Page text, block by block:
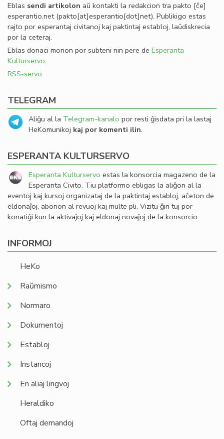
Eblas sendi artikolon aŭ kontakti la redakcion tra pakto [ĉe]
esperantio.net(pakto[at]esperantio[dot]net). Publikigo estas
rajto por esperantaj civitanoj kaj paktintaj establoj, laŭdiskrecia
por la ceteraj.
Eblas donaci monon por subteni nin pere de Esperanta
Kulturservo.
RSS-servo
TELEGRAM
Aliĝu al la Telegram-kanalo por resti ĝisdata pri la lastaj
HeKomunikoj kaj por komenti ilin.
ESPERANTA KULTURSERVO
Esperanta Kulturservo estas la konsorcia magazeno de la
Esperanta Civito. Tiu platformo ebligas la aliĝon al la
eventoj kaj kursoj organizataj de la paktintaj establoj, aĉeton de
eldonaĵoj, abonon al revuoj kaj multe pli. Vizitu ĝin tuj por
konatiĝi kun la aktivaĵoj kaj eldonaj novaĵoj de la konsorcio.
INFORMOJ
HeKo
Raŭmismo
Normaro
Dokumentoj
Establoj
Instancoj
En aliaj lingvoj
Heraldiko
Oftaj demandoj